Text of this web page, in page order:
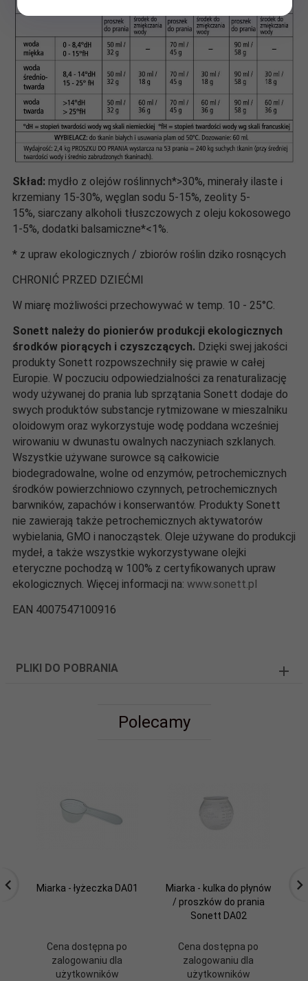
Skład: mydło z olejów roślinnych*>30%, minerały ilaste i
krzemiany 15-30%, węglan sodu 5-15%, zeolity 5-
15%, siarczany alkoholi tłuszczowych z oleju kokosowego
1-5%, dodatki balsamiczne*<1%.
* z upraw ekologicznych / zbiorów roślin dziko rosnących
CHRONIĆ PRZED DZIEĆMI
W miarę możliwości przechowywać w temp. 10 - 25°C.
Sonett należy do pionierów produkcji ekologicznych
środków piorących i czyszczących. Dzięki swej jakości
produkty Sonett rozpowszechniły się prawie w całej
Europie. W poczuciu odpowiedzialności za renaturalizację
wody używanej do prania lub sprzątania Sonett dodaje do
swych produktów substancje rytmizowane w mieszalniku
oloidowym oraz wykorzystuje wodę poddana wcześniej
wirowaniu w dwunastu owalnych naczyniach szklanych.
Wszystkie używane surowce są całkowicie
biodegradowalne, wolne od enzymów, petrochemicznych
środków powierzchniowo czynnych, petrochemicznych
barwników, zapachów i konserwantów. Produkty Sonett
nie zawierają także petrochemicznych aktywatorów
wybielania, GMO i nanocząstek. Oleje używane do produkcji
mydeł, a także wszystkie wykorzystywane olejki
eteryczne pochodzą w 100% z certyfikowanych upraw
ekologicznych. Więcej informacji na: www.sonett.pl
EAN 4007547100916
PLIKI DO POBRANIA
Polecamy
Miarka - łyżeczka DA01
Cena dostępna po
zalogowaniu dla
użytkowników
Miarka - kulka do płynów
/ proszków do prania
Sonett DA02
Cena dostępna po
zalogowaniu dla
użytkowników